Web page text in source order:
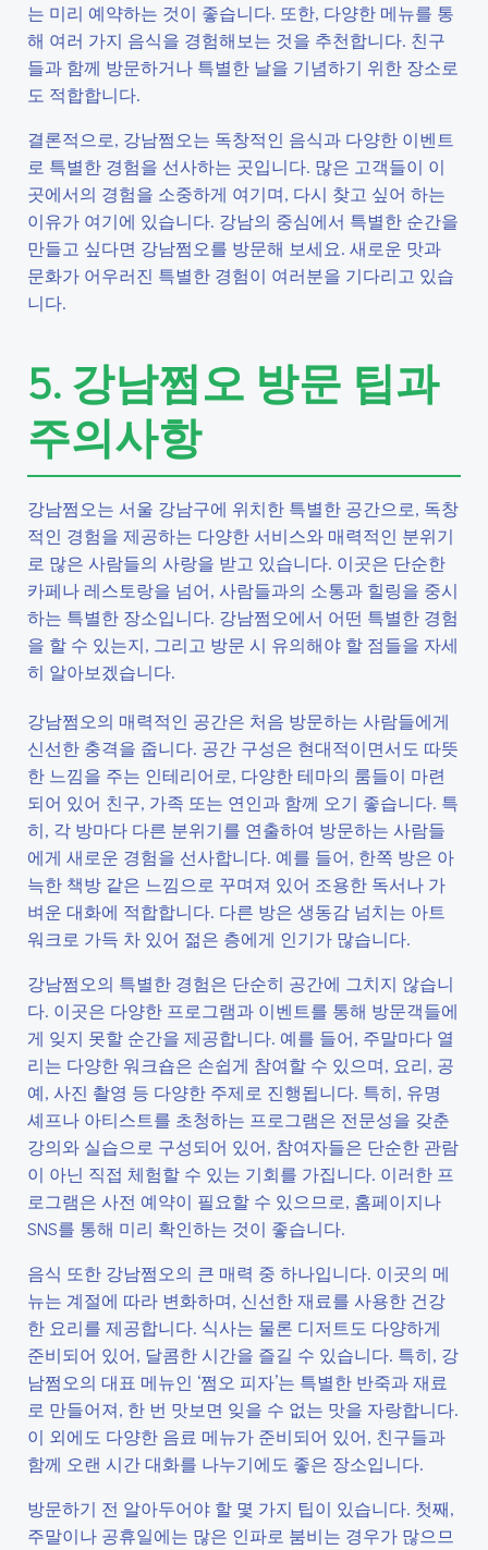
는 미리 예약하는 것이 좋습니다. 또한, 다양한 메뉴를 통
해 여러 가지 음식을 경험해보는 것을 추천합니다. 친구
들과 함께 방문하거나 특별한 날을 기념하기 위한 장소로
도 적합합니다.
결론적으로, 강남쩜오는 독창적인 음식과 다양한 이벤트
로 특별한 경험을 선사하는 곳입니다. 많은 고객들이 이
곳에서의 경험을 소중하게 여기며, 다시 찾고 싶어 하는
이유가 여기에 있습니다. 강남의 중심에서 특별한 순간을
만들고 싶다면 강남쩜오를 방문해 보세요. 새로운 맛과
문화가 어우러진 특별한 경험이 여러분을 기다리고 있습
니다.
5. 강남쩜오 방문 팁과
주의사항
강남쩜오는 서울 강남구에 위치한 특별한 공간으로, 독창
적인 경험을 제공하는 다양한 서비스와 매력적인 분위기
로 많은 사람들의 사랑을 받고 있습니다. 이곳은 단순한
카페나 레스토랑을 넘어, 사람들과의 소통과 힐링을 중시
하는 특별한 장소입니다. 강남쩜오에서 어떤 특별한 경험
을 할 수 있는지, 그리고 방문 시 유의해야 할 점들을 자세
히 알아보겠습니다.
강남쩜오의 매력적인 공간은 처음 방문하는 사람들에게
신선한 충격을 줍니다. 공간 구성은 현대적이면서도 따뜻
한 느낌을 주는 인테리어로, 다양한 테마의 룸들이 마련
되어 있어 친구, 가족 또는 연인과 함께 오기 좋습니다. 특
히, 각 방마다 다른 분위기를 연출하여 방문하는 사람들
에게 새로운 경험을 선사합니다. 예를 들어, 한쪽 방은 아
늑한 책방 같은 느낌으로 꾸며져 있어 조용한 독서나 가
벼운 대화에 적합합니다. 다른 방은 생동감 넘치는 아트
워크로 가득 차 있어 젊은 층에게 인기가 많습니다.
강남쩜오의 특별한 경험은 단순히 공간에 그치지 않습니
다. 이곳은 다양한 프로그램과 이벤트를 통해 방문객들에
게 잊지 못할 순간을 제공합니다. 예를 들어, 주말마다 열
리는 다양한 워크숍은 손쉽게 참여할 수 있으며, 요리, 공
예, 사진 촬영 등 다양한 주제로 진행됩니다. 특히, 유명
셰프나 아티스트를 초청하는 프로그램은 전문성을 갖춘
강의와 실습으로 구성되어 있어, 참여자들은 단순한 관람
이 아닌 직접 체험할 수 있는 기회를 가집니다. 이러한 프
로그램은 사전 예약이 필요할 수 있으므로, 홈페이지나
SNS를 통해 미리 확인하는 것이 좋습니다.
음식 또한 강남쩜오의 큰 매력 중 하나입니다. 이곳의 메
뉴는 계절에 따라 변화하며, 신선한 재료를 사용한 건강
한 요리를 제공합니다. 식사는 물론 디저트도 다양하게
준비되어 있어, 달콤한 시간을 즐길 수 있습니다. 특히, 강
남쩜오의 대표 메뉴인 ‘쩜오 피자’는 특별한 반죽과 재료
로 만들어져, 한 번 맛보면 잊을 수 없는 맛을 자랑합니다.
이 외에도 다양한 음료 메뉴가 준비되어 있어, 친구들과
함께 오랜 시간 대화를 나누기에도 좋은 장소입니다.
방문하기 전 알아두어야 할 몇 가지 팁이 있습니다. 첫째,
주말이나 공휴일에는 많은 인파로 붐비는 경우가 많으므